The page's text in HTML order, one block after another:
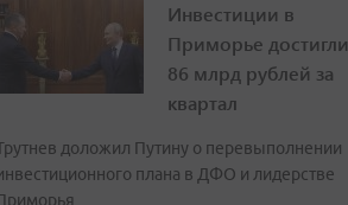
Инвестиции в
Приморье достигли
86 млрд рублей за
квартал
доложил Путину о перевыполнении
плана в ДФО и лидерстве